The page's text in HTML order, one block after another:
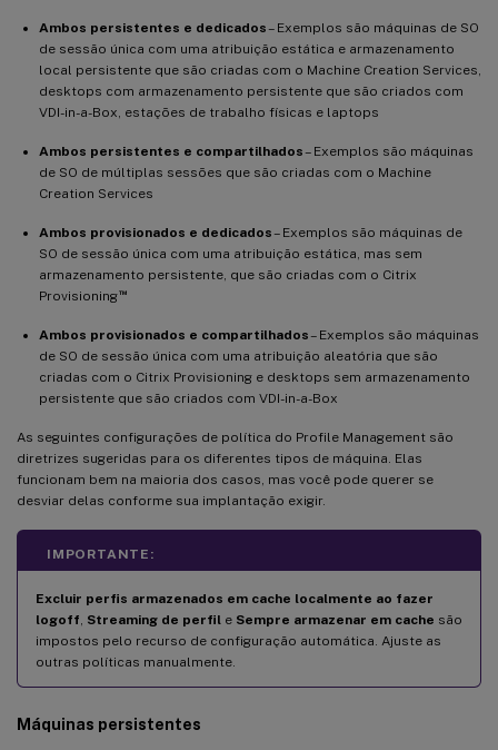
Ambos persistentes e dedicados– Exemplos são máquinas de SO
de sessão única com uma atribuição estática e armazenamento
local persistente que são criadas com o Machine Creation Services,
desktops com armazenamento persistente que são criados com
VDI-in-a-Box, estações de trabalho físicas e laptops
Ambos persistentes e compartilhados– Exemplos são máquinas
de SO de múltiplas sessões que são criadas com o Machine
Creation Services
Ambos provisionados e dedicados– Exemplos são máquinas de
SO de sessão única com uma atribuição estática, mas sem
armazenamento persistente, que são criadas com o Citrix
Provisioning™
Ambos provisionados e compartilhados– Exemplos são máquinas
de SO de sessão única com uma atribuição aleatória que são
criadas com o Citrix Provisioning e desktops sem armazenamento
persistente que são criados com VDI-in-a-Box
As seguintes configurações de política do Profile Management são
diretrizes sugeridas para os diferentes tipos de máquina. Elas
funcionam bem na maioria dos casos, mas você pode querer se
desviar delas conforme sua implantação exigir.
IMPORTANTE:
Excluir perfis armazenados em cache localmente ao fazer
logoff Streaming de perfil e Sempre armazenar em cache são
impostos pelo recurso de configuração automática. Ajuste as
outras políticas manualmente.
Máquinas persistentes